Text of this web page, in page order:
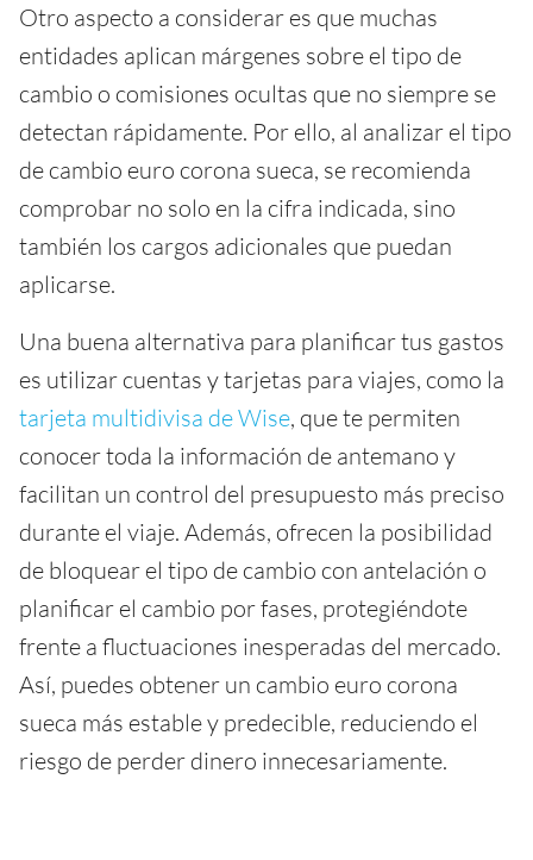
Otro aspecto a considerar es que muchas
entidades aplican márgenes sobre el tipo de
cambio o comisiones ocultas que no siempre se
detectan rápidamente. Por ello, al analizar el tipo
de cambio euro corona sueca, se recomienda
comprobar no solo en la cifra indicada, sino
también los cargos adicionales que puedan
aplicarse.
Una buena alternativa para planificar tus gastos
es utilizar cuentas y tarjetas para viajes, como la
tarjeta multidivisa de Wise, que te permiten
conocer toda la información de antemano y
facilitan un control del presupuesto más preciso
durante el viaje. Además, ofrecen la posibilidad
de bloquear el tipo de cambio con antelación o
planificar el cambio por fases, protegiéndote
frente a fluctuaciones inesperadas del mercado.
Así, puedes obtener un cambio euro corona
sueca más estable y predecible, reduciendo el
riesgo de perder dinero innecesariamente.